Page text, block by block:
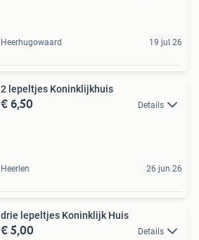
Heerhugowaard 19 jul 26
2 lepeltjes Koninklijkhuis
€ 6,50 Details
Heerlen 26 jun 26
drie lepeltjes Koninklijk Huis
€ 5,00 Details